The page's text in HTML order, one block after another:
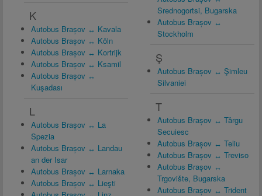
K
Autobus Brașov ↔ Kavala
Autobus Brașov ↔ Köln
Autobus Brașov ↔ Kortrijk
Autobus Brașov ↔ Ksamil
Autobus Brașov ↔
Kuşadası
L
Autobus Brașov ↔ La
Spezia
Autobus Brașov ↔ Landau
an der Isar
Autobus Brașov ↔ Larnaka
Autobus Brașov ↔ Lieşti
Srednogortsi, Bugarska
Autobus Brașov ↔
Stockholm
Ş
Autobus Brașov ↔ Şimleu
Silvaniei
T
Autobus Brașov ↔ Târgu
Secuiesc
Autobus Brașov ↔ Teliu
Autobus Brașov ↔ Treviso
Autobus Brașov ↔
Trgovište, Bugarska
Autobus Brașov ↔ Trident